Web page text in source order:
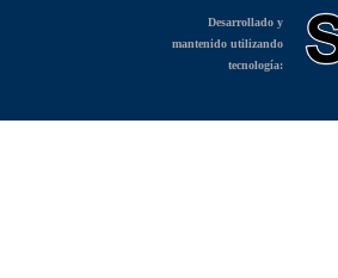
Desarrollado y
mantenido utilizando
tecnología: